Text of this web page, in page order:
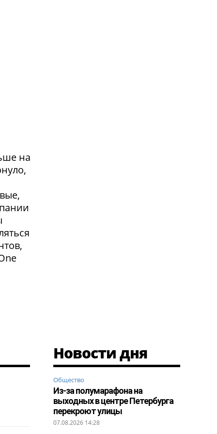
на
Новости дня
Общество
Из-за полумарафона на
выходных в центре Петербурга
перекроют улицы
07.08.2026 14:28